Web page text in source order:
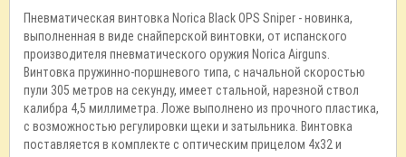
Пневматическая винтовка Norica Black OPS Sniper - новинка,
выполненная в виде снайперской винтовки, от испанского
производителя пневматического оружия Norica Airguns.
Винтовка пружинно-поршневого типа, с начальной скоростью
пули 305 метров на секунду, имеет стальной, нарезной ствол
калибра 4,5 миллиметра. Ложе выполнено из прочного пластика,
с возможностью регулировки щеки и затыльника. Винтовка
поставляется в комплекте с оптическим прицелом 4x32 и